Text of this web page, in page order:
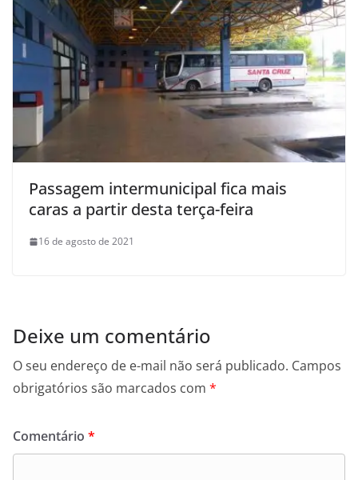
Passagem intermunicipal fica mais
caras a partir desta terça-feira
16 de agosto de 2021
Deixe um comentário
O seu endereço de e-mail não será publicado. Campos
obrigatórios são marcados com *
Comentário *